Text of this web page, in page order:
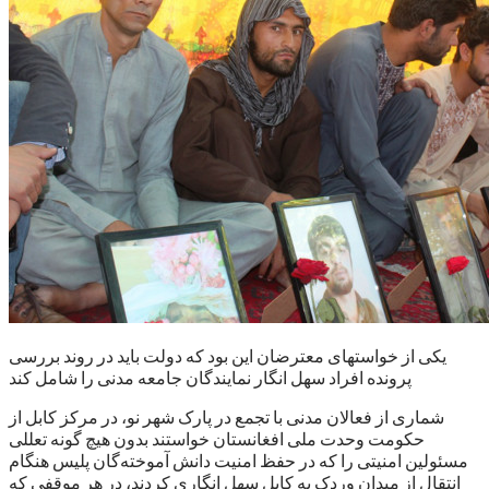
یکی از خواستهای معترضان این بود که دولت باید در روند بررسی
پرونده افراد سهل انگار نمایندگان جامعه مدنی را شامل کند
شماری از فعالان مدنی با تجمع در پارک شهر نو، در مرکز کابل از
حکومت وحدت ملی افغانستان خواستند بدون هیچ گونه تعللی
مسئولین امنیتی را که در حفظ امنیت دانش آموخته‌گان پلیس هنگام
انتقال از میدان وردک به کابل سهل انگاری کردند، در هر موقفی که